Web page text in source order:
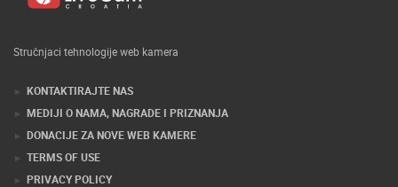
Stručnjaci tehnologije web kamera
KONTAKTIRAJTE NAS
MEDIJI O NAMA, NAGRADE I PRIZNANJA
DONACIJE ZA NOVE WEB KAMERE
TERMS OF USE
PRIVACY POLICY